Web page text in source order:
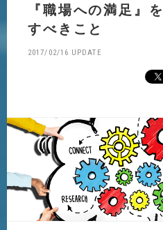
『職場への満足』
すべきこと
2017/02/16 UPDATE